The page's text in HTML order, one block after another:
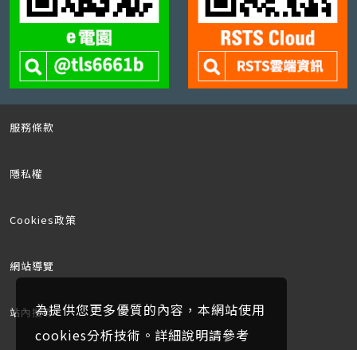
服務條款
隱私權
Cookies政策
網站導覽
站內搜尋為提供您更多優質的內容，本網站使用
cookies分析技術。詳細說明請參考